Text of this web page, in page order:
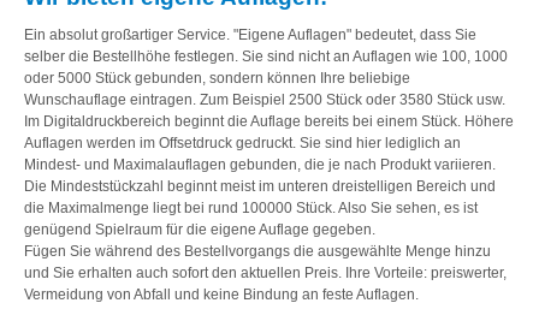
Ein absolut großartiger Service. "Eigene Auflagen" bedeutet, dass Sie
selber die Bestellhöhe festlegen. Sie sind nicht an Auflagen wie 100, 1000
oder 5000 Stück gebunden, sondern können Ihre beliebige
Wunschauflage eintragen. Zum Beispiel 2500 Stück oder 3580 Stück usw.
Im Digitaldruckbereich beginnt die Auflage bereits bei einem Stück. Höhere
Auflagen werden im Offsetdruck gedruckt. Sie sind hier lediglich an
Mindest- und Maximalauflagen gebunden, die je nach Produkt variieren.
Die Mindeststückzahl beginnt meist im unteren dreistelligen Bereich und
die Maximalmenge liegt bei rund 100000 Stück. Also Sie sehen, es ist
genügend Spielraum für die eigene Auflage gegeben.
Fügen Sie während des Bestellvorgangs die ausgewählte Menge hinzu
und Sie erhalten auch sofort den aktuellen Preis. Ihre Vorteile: preiswerter,
Vermeidung von Abfall und keine Bindung an feste Auflagen.